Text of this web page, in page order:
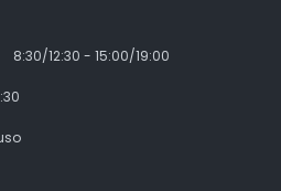
8:30/12:30 - 15:00/19:00